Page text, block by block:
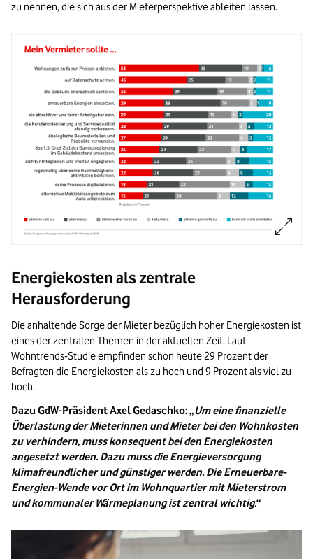
zu nennen, die sich aus der Mieterperspektive ableiten lassen.
Bild vergrößern:
Viele Menschen wünschen sich von ihrem Vermieter, Wohnungen
Ende der Bildinformationen.
Energiekosten als zentrale
Herausforderung
Die anhaltende Sorge der Mieter bezüglich hoher Energiekosten ist
eines der zentralen Themen in der aktuellen Zeit. Laut
Wohntrends-Studie empfinden schon heute 29 Prozent der
Befragten die Energiekosten als zu hoch und 9 Prozent als viel zu
hoch.
Dazu GdW-Präsident Axel Gedaschko:
Um eine finanzielle
Überlastung der Mieterinnen und Mieter bei den Wohnkosten
zu verhindern, muss konsequent bei den Energiekosten
angesetzt werden. Dazu muss die Energieversorgung
klimafreundlicher und günstiger werden. Die Erneuerbare-
Energien-Wende vor Ort im Wohnquartier mit Mieterstrom
und kommunaler Wärmeplanung ist zentral wichtig.